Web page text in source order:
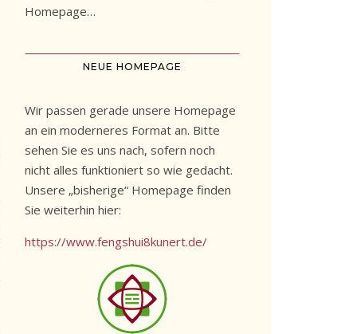
Homepage…
NEUE HOMEPAGE
Wir passen gerade unsere Homepage
an ein moderneres Format an. Bitte
sehen Sie es uns nach, sofern noch
nicht alles funktioniert so wie gedacht.
Unsere „bisherige“ Homepage finden
Sie weiterhin hier:
https://www.fengshui8kunert.de/